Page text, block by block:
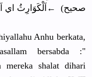
صحيح) ←اَلْكَوَارِثُ اي
Anhu berkata,
bersabda :"
mereka shalat dihari